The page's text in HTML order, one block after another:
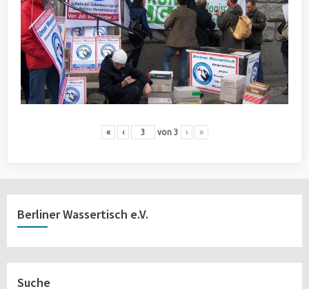
« ‹ von 3 › »
Berliner Wassertisch e.V.
Suche